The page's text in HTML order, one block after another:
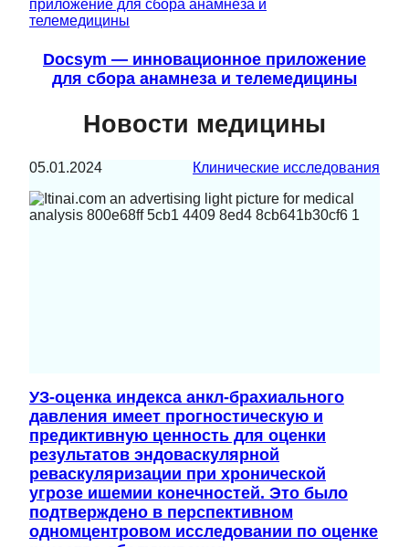
Docsym — инновационное приложение
для сбора анамнеза и телемедицины
Новости медицины
05.01.2024 Клинические исследования
УЗ-оценка индекса анкл-брахиального
давления имеет прогностическую и
предиктивную ценность для оценки
результатов эндоваскулярной
реваскуляризации при хронической
угрозе ишемии конечностей. Это было
подтверждено в перспективном
одномцентровом исследовании по оценке